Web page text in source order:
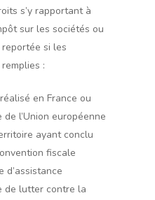
s’y rapportant à
sur les sociétés ou
si les
:
en France ou
l’Union européenne
ayant conclu
fiscale
d’assistance
de lutter contre la